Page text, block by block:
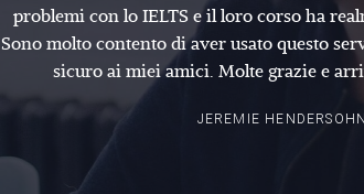
problemi con lo IELTS e il loro corso ha
Sono molto contento di aver usato questo
sicuro ai miei amici. Molte grazie e
JEREMIE HENDERSOHN